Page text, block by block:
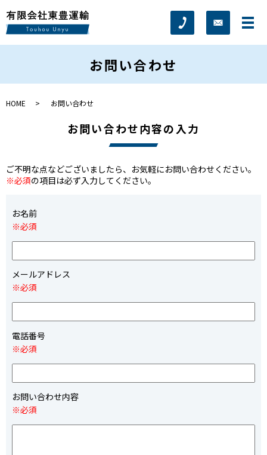
お問い合わせ
HOME お問い合わせ
お問い合わせ内容の入力
ご不明な点などございましたら、お気軽にお問い合わせください。
※必須の項目は必ず入力してください。
お名前
※必須
メールアドレス
※必須
電話番号
※必須
お問い合わせ内容
※必須